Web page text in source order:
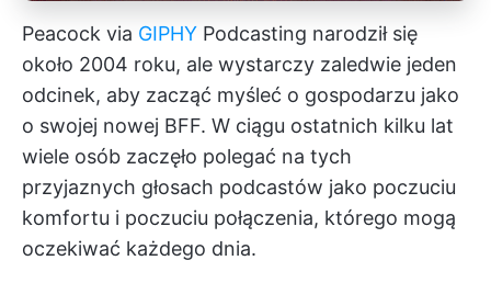
Peacock via GIPHY Podcasting narodził się
około 2004 roku, ale wystarczy zaledwie jeden
odcinek, aby zacząć myśleć o gospodarzu jako
o swojej nowej BFF. W ciągu ostatnich kilku lat
wiele osób zaczęło polegać na tych
przyjaznych głosach podcastów jako poczuciu
komfortu i poczuciu połączenia, którego mogą
oczekiwać każdego dnia.